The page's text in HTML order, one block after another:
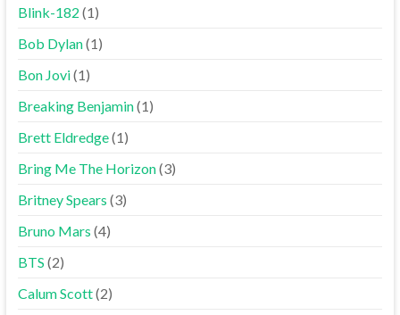
Blink-182 (1)
Bob Dylan(1)
Bon Jovi(1)
Breaking Benjamin(1)
Brett Eldredge(1)
Bring Me The Horizon(3)
Britney Spears (3)
Bruno Mars (4)
BTS (2)
Calum Scott(2)